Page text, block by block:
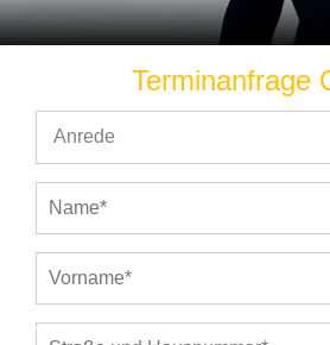
Terminanfrage